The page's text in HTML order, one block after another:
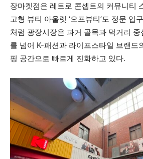
장마켓점은 레트로 콘셉트의 커뮤니티
고형 뷰티 아울렛 ‘오프뷰티’도 정문 입
처럼 광장시장은 과거 골목과 먹거리
를 넘어 K-패션과 라이프스타일 브랜드
핑 공간으로 빠르게 진화하고 있다.